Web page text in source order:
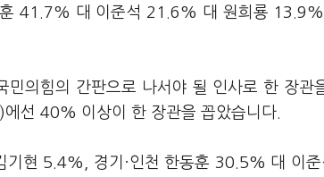
41.7% 대 이준석 21.6% 대 원희룡
민의힘의 간판으로 나서야 될 인사로 한 장관
선 40% 이상이 한 장관을 꼽았습니다.
현 5.4%, 경기·인천 한동훈 30.5% 대 이